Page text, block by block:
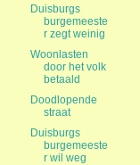
Duisburgs
burgemeeste
r zegt weinig
Woonlasten
door het volk
betaald
Doodlopende
straat
Duisburgs
burgemeeste
r wil weg